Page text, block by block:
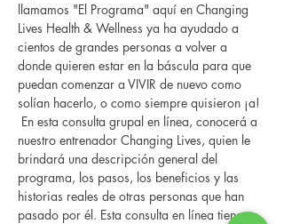
llamamos "El Programa" aquí en Changing
Lives Health & Wellness ya ha ayudado a
cientos de grandes personas a volver a
donde quieren estar en la báscula para que
puedan comenzar a VIVIR de nuevo como
solían hacerlo, o como siempre quisieron ¡a!
En esta consulta grupal en línea, conocerá a
nuestro entrenador Changing Lives, quien le
brindará una descripción general del
programa, los pasos, los beneficios y las
historias reales de otras personas que han
pasado por él. Esta consulta en línea tiene un